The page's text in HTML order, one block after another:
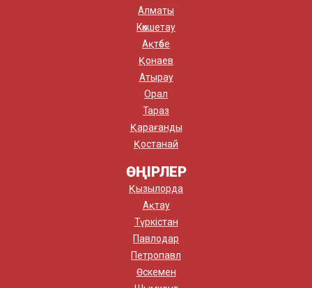
Алматы
Көкшетау
Ақтөбе
Қонаев
Атырау
Орал
Тараз
Қарағанды
Қостанай
ӨҢІРЛЕР
Қызылорда
Ақтау
Түркістан
Павлодар
Петропавл
Өскемен